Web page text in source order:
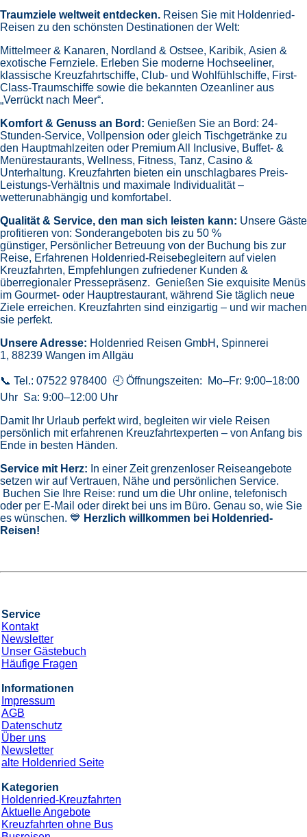
Traumziele weltweit entdecken. Reisen Sie mit Holdenried-
Reisen zu den schönsten Destinationen der Welt:
Mittelmeer & Kanaren, Nordland & Ostsee, Karibik, Asien &
exotische Fernziele. Erleben Sie moderne Hochseeliner,
klassische Kreuzfahrtschiffe, Club- und Wohlfühlschiffe, First-
Class-Traumschiffe sowie die bekannten Ozeanliner aus
„Verrückt nach Meer“.
Komfort & Genuss an Bord: Genießen Sie an Bord: 24-
Stunden-Service, Vollpension oder gleich Tischgetränke zu
den Hauptmahlzeiten oder Premium All Inclusive, Buffet- &
Menürestaurants, Wellness, Fitness, Tanz, Casino &
Unterhaltung. Kreuzfahrten bieten ein unschlagbares Preis-
Leistungs-Verhältnis und maximale Individualität –
wetterunabhängig und komfortabel.
Qualität & Service, den man sich leisten kann: Unsere Gäste
profitieren von: Sonderangeboten bis zu 50 %
günstiger, Persönlicher Betreuung von der Buchung bis zur
Reise, Erfahrenen Holdenried-Reisebegleitern auf vielen
Kreuzfahrten, Empfehlungen zufriedener Kunden &
überregionaler Pressepräsenz. Genießen Sie exquisite Menüs
im Gourmet- oder Hauptrestaurant, während Sie täglich neue
Ziele erreichen. Kreuzfahrten sind einzigartig – und wir machen
sie perfekt.
Unsere Adresse: Holdenried Reisen GmbH, Spinnerei
1, 88239 Wangen im Allgäu
📞 Tel.: 07522 978400 🕘 Öffnungszeiten: Mo–Fr: 9:00–18:00
Uhr Sa: 9:00–12:00 Uhr
Damit Ihr Urlaub perfekt wird, begleiten wir viele Reisen
persönlich mit erfahrenen Kreuzfahrtexperten – von Anfang bis
Ende in besten Händen.
Service mit Herz: In einer Zeit grenzenloser Reiseangebote
setzen wir auf Vertrauen, Nähe und persönlichen Service.
Buchen Sie Ihre Reise: rund um die Uhr online, telefonisch
oder per E-Mail oder direkt bei uns im Büro. Genau so, wie Sie
es wünschen. 💙 Herzlich willkommen bei Holdenried-
Reisen!
Service
Kontakt
Newsletter
Unser Gästebuch
Häufige Fragen
Informationen
Impressum
AGB
Datenschutz
Über uns
Newsletter
alte Holdenried Seite
Kategorien
Holdenried-Kreuzfahrten
Aktuelle Angebote
Kreuzfahrten ohne Bus